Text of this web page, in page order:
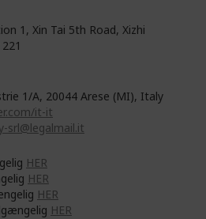
1, Xin Tai 5th Road, Xizhi
1/A, 20044 Arese (MI), Italy
it-it
srl@legalmail.it
HER
HER
HER
HER